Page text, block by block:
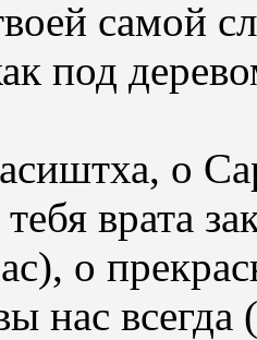
самой
под
о
врата
о
нас